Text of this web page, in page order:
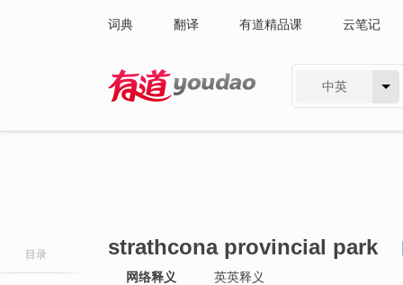
词典 翻译 有道精品课 云笔记
中英
目录 strathcona provincial park
网络释义 英英释义